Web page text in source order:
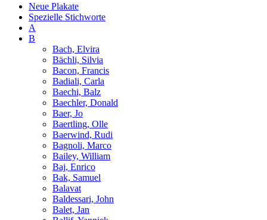
Neue Plakate
Spezielle Stichworte
A
B
Bach, Elvira
Bächli, Silvia
Bacon, Francis
Badiali, Carla
Baechi, Balz
Baechler, Donald
Baer, Jo
Baertling, Olle
Baerwind, Rudi
Bagnoli, Marco
Bailey, William
Baj, Enrico
Bak, Samuel
Balavat
Baldessari, John
Balet, Jan